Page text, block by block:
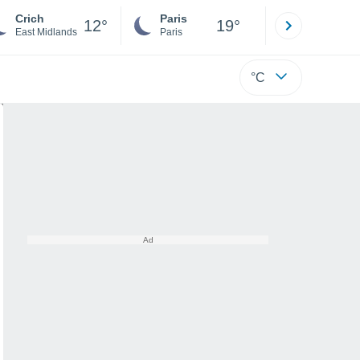
Crich
East Midlands 12° Paris
Paris 19°
°C